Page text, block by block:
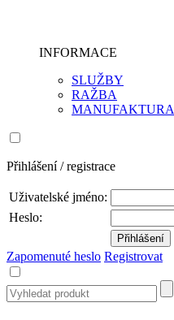
INFORMACE
SLUŽBY
RAŽBA
MANUFAKTURA
Přihlášení / registrace
Uživatelské jméno:
Heslo:
Zapomenuté heslo Registrovat